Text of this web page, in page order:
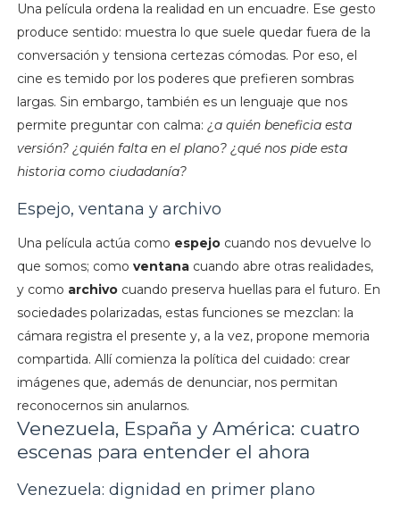
Una película ordena la realidad en un encuadre. Ese gesto
produce sentido: muestra lo que suele quedar fuera de la
conversación y tensiona certezas cómodas. Por eso, el
cine es temido por los poderes que prefieren sombras
largas. Sin embargo, también es un lenguaje que nos
permite preguntar con calma: ¿a quién beneficia esta
versión? ¿quién falta en el plano? ¿qué nos pide esta
historia como ciudadanía?
Espejo, ventana y archivo
Una película actúa como espejocuando nos devuelve lo
que somos; como ventanacuando abre otras realidades,
y como archivocuando preserva huellas para el futuro. En
sociedades polarizadas, estas funciones se mezclan: la
cámara registra el presente y, a la vez, propone memoria
compartida. Allí comienza la política del cuidado: crear
imágenes que, además de denunciar, nos permitan
reconocernos sin anularnos.
Venezuela, España y América: cuatro
escenas para entender el ahora
Venezuela: dignidad en primer plano